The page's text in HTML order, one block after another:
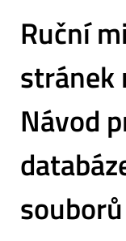
Ruční
stránek
Návod